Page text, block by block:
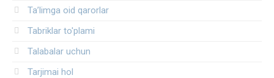
Ta’limga oid qarorlar
Tabriklar to'plami
Talabalar uchun
Tarjimai hol